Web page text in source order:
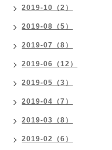
2019-10（2）
2019-08（5）
2019-07（8）
2019-06（12）
2019-05（3）
2019-04（7）
2019-03（8）
2019-02（6）